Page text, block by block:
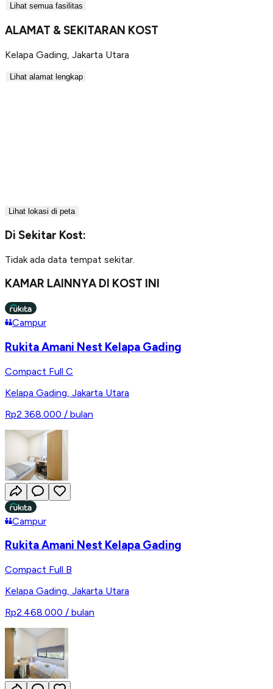
Lihat semua fasilitas
ALAMAT & SEKITARAN KOST
Kelapa Gading Jakarta Utara
Lihat alamat lengkap
Lihat lokasi di peta
Di Sekitar Kost:
Tidak ada data tempat sekitar.
KAMAR LAINNYA DI KOST INI
Campur
Rukita Amani Nest Kelapa Gading
Compact Full C
Kelapa Gading Jakarta Utara
Rp2.368.000 / bulan
Campur
Rukita Amani Nest Kelapa Gading
Compact Full B
Kelapa Gading, Jakarta Utara
Rp2.468.000 / bulan